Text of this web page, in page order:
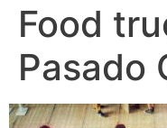
Food
Pasado